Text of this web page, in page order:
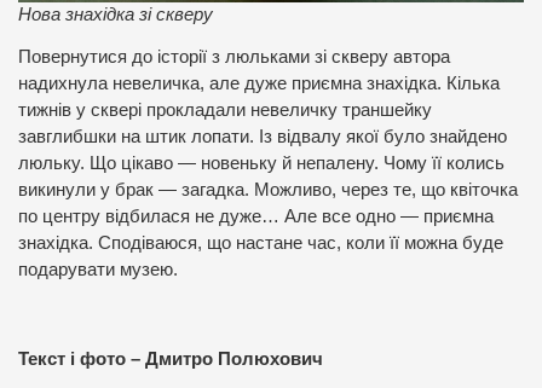
Нова знахідка зі скверу
Повернутися до історії з люльками зі скверу автора
надихнула невеличка, але дуже приємна знахідка. Кілька
тижнів у сквері прокладали невеличку траншейку
завглибшки на штик лопати. Із відвалу якої було знайдено
люльку. Що цікаво — новеньку й непалену. Чому її колись
викинули у брак — загадка. Можливо, через те, що квіточка
по центру відбилася не дуже… Але все одно — приємна
знахідка. Сподіваюся, що настане час, коли її можна буде
подарувати музею.
Текст і фото – Дмитро Полюхович